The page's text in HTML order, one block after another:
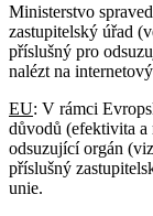
Ministerstvo
zastupitelský úřad
příslušný pro
nalézt na
EU: V rámci
důvodů (efektivita a
odsuzující orgán
příslušný
unie.